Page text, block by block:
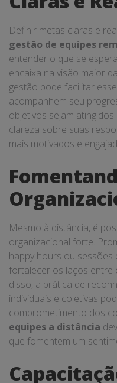
Definir metas claras e
gestão de equipes
entender o que se
encaixa na visão maior
gestão pode facilitar
acompanhem seu
objetivos sejam
clareza sobre suas
mais motivados e
Mesmo à distância, é
organizacional forte.
happy hours ou sessões
fortalecer os laços entre
disso, a prática de
individuais e coletivas
comprometimento dos
equipes a distância
que fomentem um